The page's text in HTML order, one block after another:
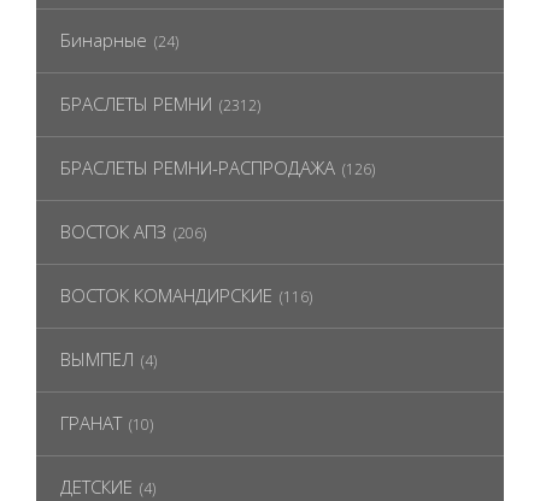
Бинарные (24)
БРАСЛЕТЫ РЕМНИ (2312)
БРАСЛЕТЫ РЕМНИ-РАСПРОДАЖА (126)
ВОСТОК АПЗ (206)
ВОСТОК КОМАНДИРСКИЕ (116)
ВЫМПЕЛ (4)
ГРАНАТ (10)
ДЕТСКИЕ (4)